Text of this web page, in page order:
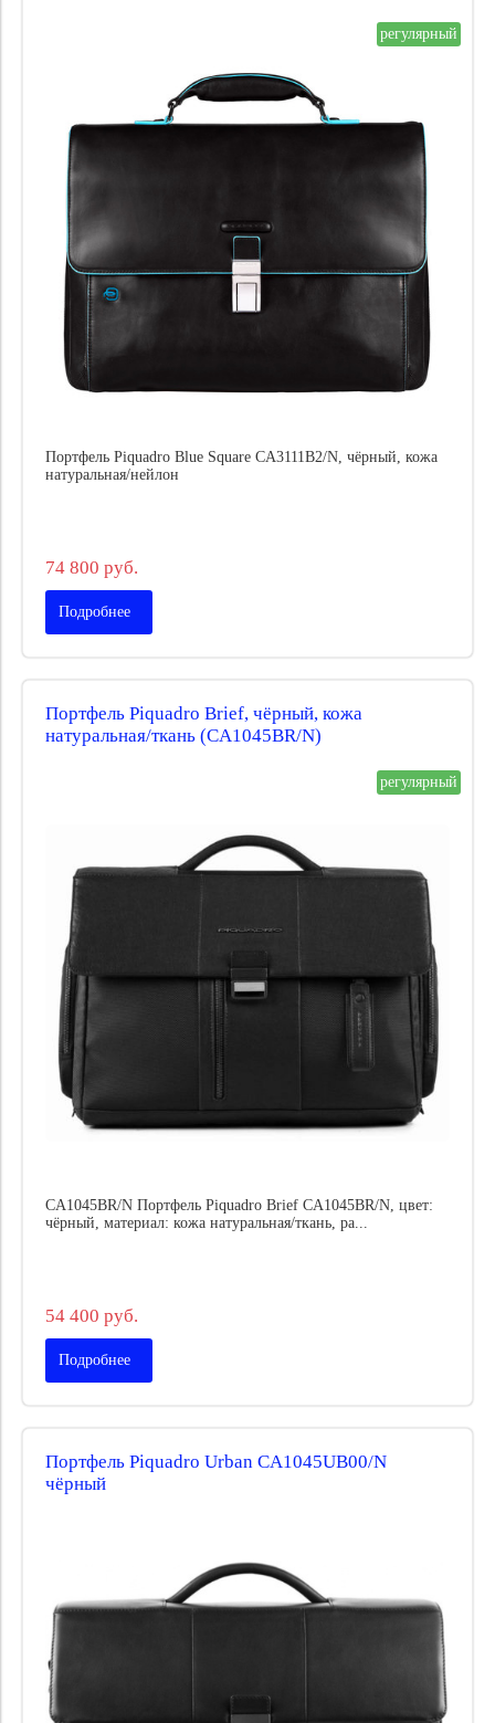
регулярный
Портфель Piquadro Blue Square CA3111B2/N, чёрный, кожа
натуральная/нейлон
74 800 руб.
Подробнее
Портфель Piquadro Brief, чёрный, кожа
натуральная/ткань (CA1045BR/N)
регулярный
CA1045BR/N Портфель Piquadro Brief CA1045BR/N, цвет:
чёрный, материал: кожа натуральная/ткань, ра...
54 400 руб.
Подробнее
Портфель Piquadro Urban CA1045UB00/N
чёрный